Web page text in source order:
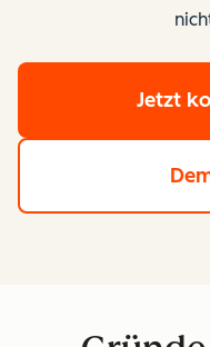
Jetzt